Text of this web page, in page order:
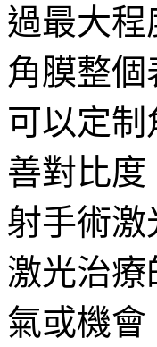
過最大
角膜整
可以定
善對比
射手術激
激光治
氣或機